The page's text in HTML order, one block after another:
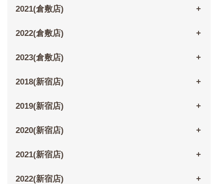
2021(倉敷店)
2022(倉敷店)
2023(倉敷店)
2018(新宿店)
2019(新宿店)
2020(新宿店)
2021(新宿店)
2022(新宿店)